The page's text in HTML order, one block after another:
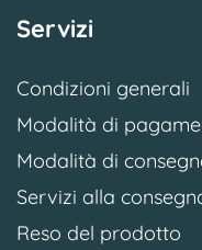
Servizi
Condizioni generali
Modalità di
Modalità di
Servizi alla
Reso del prodotto